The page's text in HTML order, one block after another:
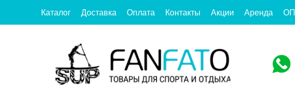
Каталог Доставка Оплата Контакты Акции Аренда